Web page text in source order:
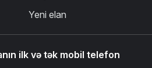
Yeni elan
ilk və tək mobil telefon